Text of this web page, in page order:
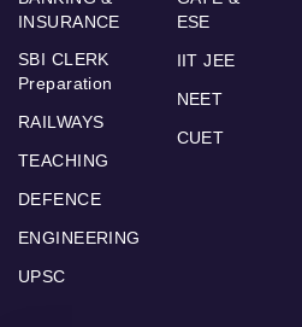
INSURANCE
SBI CLERK
Preparation
RAILWAYS
TEACHING
DEFENCE
ENGINEERING
UPSC
ESE
IIT JEE
NEET
CUET